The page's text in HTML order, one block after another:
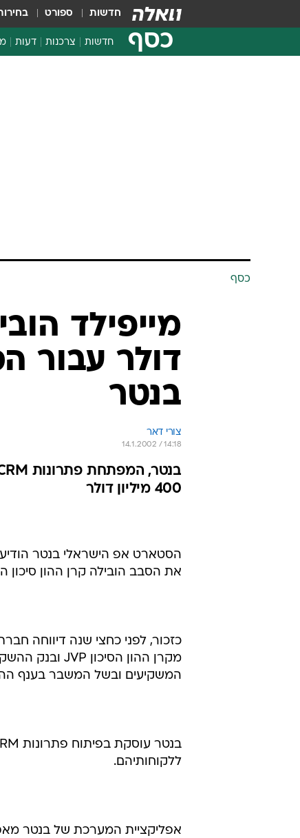
חדשות ספורט
כסף חדשות צרכנות דעות
כסף
דולר עבור
בנטר
צורי דאר
14.1.2002 / 14:18
400 מיליון דולר
את הסבב הובילה קרן ההון סיכון
המשקיעים ובשל המשבר בענף
ללקוחותיהם.
אפליקציית המערכת של בנטר